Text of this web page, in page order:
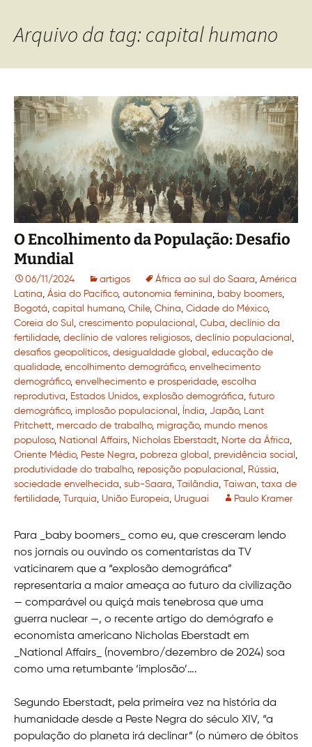
Arquivo da tag: capital humano
O Encolhimento da População: Desafio
Mundial
06/11/2024 artigos África ao sul do Saara, América
Latina, Ásia do Pacífico, autonomia feminina, baby boomers,
Bogotá, capital humano, Chile, China, Cidade do México,
Coreia do Sul , crescimento populacional , Cuba, declínio da
fertilidade, declínio de valores religiosos, declínio populacional ,
desafios geopolíticos, desigualdade global , educação de
qualidade, encolhimento demográfico, envelhecimento
demográfico, envelhecimento e prosperidade, escolha
reprodutiva, Estados Unidos, explosão demográfica, futuro
demográfico, implosão populacional , Índia, Japão, Lant
Pritchett, mercado de trabalho, migração, mundo menos
populoso, National Affairs, Nicholas Eberstadt, Norte da África,
Oriente Médio, Peste Negra, pobreza global , previdência social ,
produtividade do trabalho, reposição populacional , Rússia,
sociedade envelhecida, sub-Saara, Tailândia, Taiwan, taxa de
fertilidade, Turquia, União Europeia, Uruguai Paulo Kramer
Para _baby boomers_ como eu, que cresceram lendo
nos jornais ou ouvindo os comentaristas da TV
vaticinarem que a “explosão demográfica”
representaria a maior ameaça ao futuro da civilização
— comparável ou quiçá mais tenebrosa que uma
guerra nuclear —, o recente artigo do demógrafo e
economista americano Nicholas Eberstadt em
_National Affairs_ (novembro/dezembro de 2024) soa
como uma retumbante ‘implosão’….
Segundo Eberstadt, pela primeira vez na história da
humanidade desde a Peste Negra do século XIV, “a
população do planeta irá declinar” (o número de óbitos